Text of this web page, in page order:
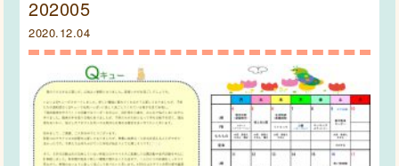
202005
2020.12.04